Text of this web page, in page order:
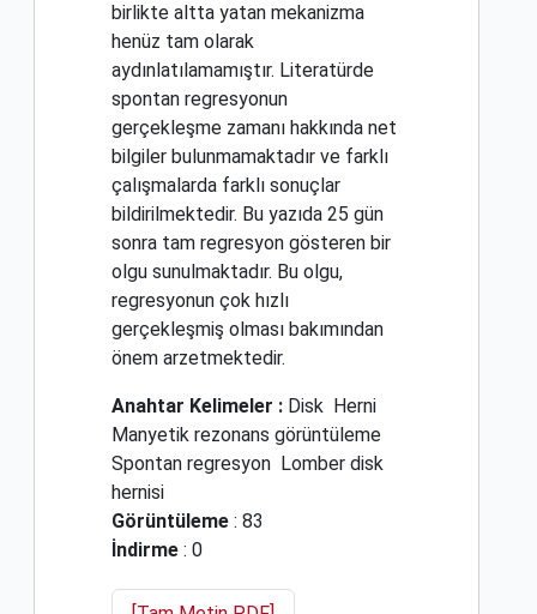
birlikte altta yatan mekanizma
henüz tam olarak
aydınlatılamamıştır. Literatürde
spontan regresyonun
gerçekleşme zamanı hakkında net
bilgiler bulunmamaktadır ve farklı
çalışmalarda farklı sonuçlar
bildirilmektedir. Bu yazıda 25 gün
sonra tam regresyon gösteren bir
olgu sunulmaktadır. Bu olgu,
regresyonun çok hızlı
gerçekleşmiş olması bakımından
önem arzetmektedir.
Anahtar Kelimeler : Disk Herni
Manyetik rezonans görüntüleme
Spontan regresyon Lomber disk
hernisi
Görüntüleme : 83
İndirme : 0